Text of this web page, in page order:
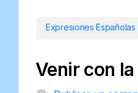
Expresiones Españolas
Venir con